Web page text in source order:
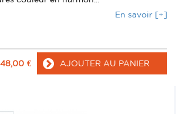
En savoir [+]
48,00 € AJOUTER AU PANIER